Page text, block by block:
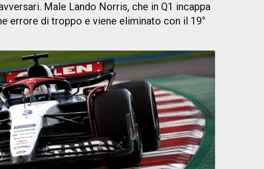
Male Lando Norris, che in Q1 incappa
errore di troppo e viene eliminato con il 19°